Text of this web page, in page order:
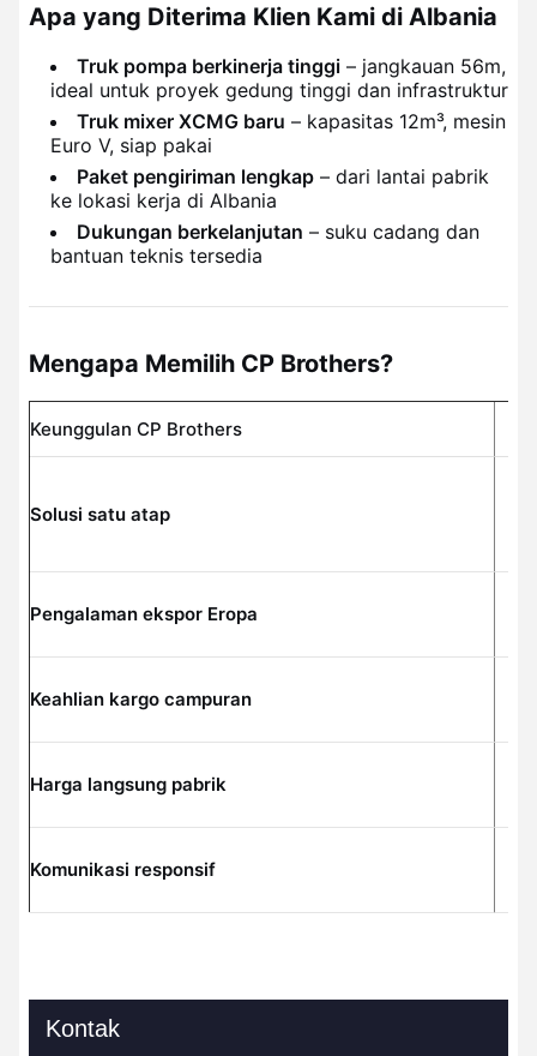
Apa yang Diterima Klien Kami di Albania
Truk pompa berkinerja tinggi – jangkauan 56m,
ideal untuk proyek gedung tinggi dan infrastruktur
Truk mixer XCMG baru – kapasitas 12m³, mesin
Euro V, siap pakai
Paket pengiriman lengkap – dari lantai pabrik
ke lokasi kerja di Albania
Dukungan berkelanjutan – suku cadang dan
bantuan teknis tersedia
Mengapa Memilih CP Brothers?
Keunggulan CP Brothers
Solusi satu atap
Pengalaman ekspor Eropa
Keahlian kargo campuran
Harga langsung pabrik
Komunikasi responsif
Kontak